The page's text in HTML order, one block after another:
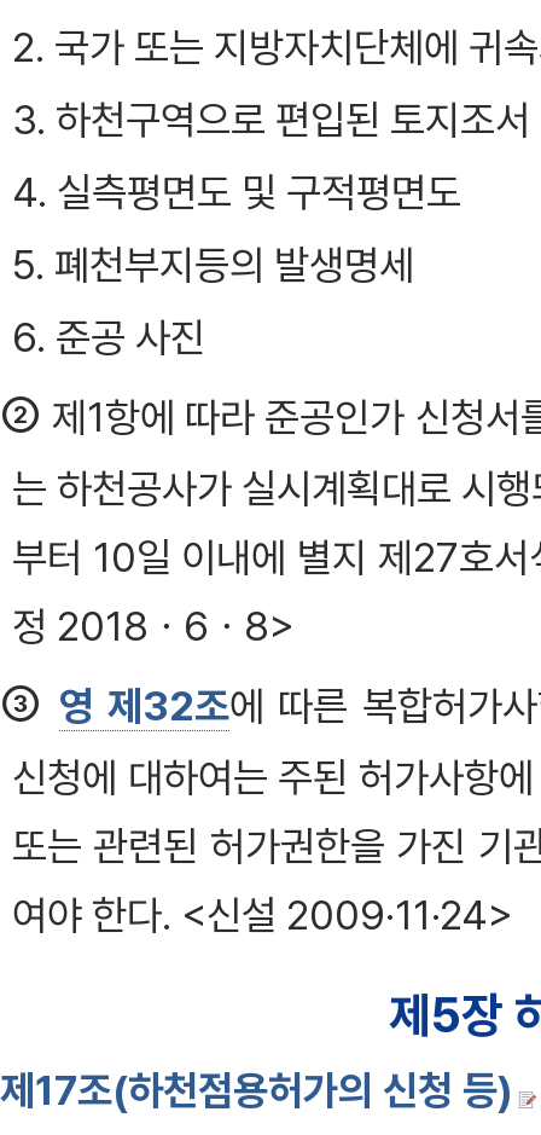
2. 국가 또는 지방자치단체에 귀
3. 하천구역으로 편입된 토지조서
4. 실측평면도 및 구적평면도
5. 폐천부지등의 발생명세
6. 준공 사진
② 제1항에 따라 준공인가 신청서
는 하천공사가 실시계획대로 시
부터 10일 이내에 별지 제27호
정 2018ㆍ6ㆍ8>
③ 영 제32조에 따른 복합허가
신청에 대하여는 주된 허가사항
또는 관련된 허가권한을 가진 기
여야 한다. <신설 2009·11·24>
제5장
제17조(하천점용허가의 신청 등)